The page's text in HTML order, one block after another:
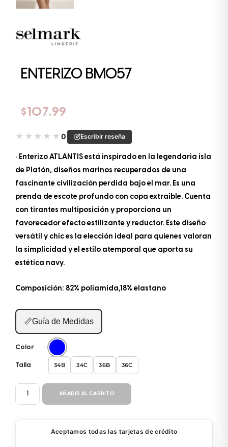
ENTERIZO BM057
$107.99
★ ★ ★ ★ ★0 Escribir reseña
• Enterizo ATLANTIS está inspirado en la legendaria isla
de Platón, diseños marinos recuperados de una
fascinante civilización perdida bajo el mar. Es una
prenda de escote profundo con copa extraible. Cuenta
con tirantes multiposición y proporciona un
favorecedor efecto estilizante y reductor. Este diseño
versátil y chic es la elección ideal para quienes valoran
la simplicidad y el estilo atemporal que aporta su
estética navy.
Composición: 82% poliamida,18% elastano
📏Guía de Medidas
Color
Talla 34B 34C 36B 36C
ENTERIZO
BM057
AÑADIR AL CARRITO
Aceptamos todas las tarjetas de crédito